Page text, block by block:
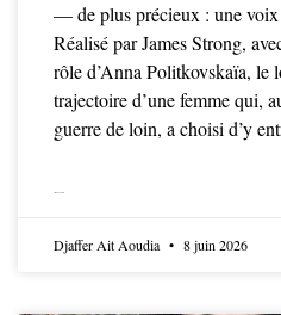
— de plus précieux : une voix
Réalisé par James Strong,
rôle d’Anna Politkovskaïa, le
trajectoire d’une femme qui,
guerre de loin, a choisi d’y
Djaffer Ait Aoudia 8 juin 2026